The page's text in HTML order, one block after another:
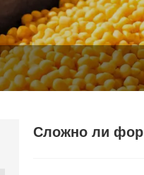
Сложно ли